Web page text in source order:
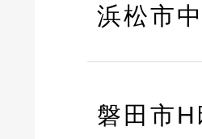
浜松市
磐田市H